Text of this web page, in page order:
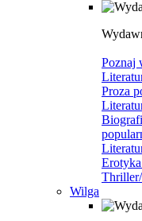
Poznaj
Proza
Wilga